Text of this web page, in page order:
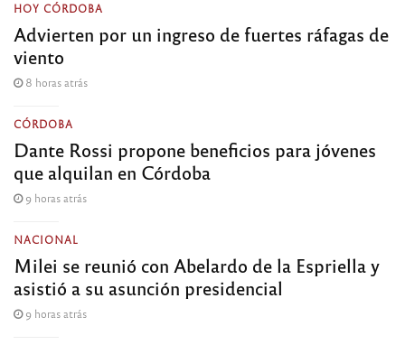
HOY CÓRDOBA
Advierten por un ingreso de fuertes ráfagas de
viento
8 horas atrás
CÓRDOBA
Dante Rossi propone beneficios para jóvenes
que alquilan en Córdoba
9 horas atrás
NACIONAL
Milei se reunió con Abelardo de la Espriella y
asistió a su asunción presidencial
9 horas atrás